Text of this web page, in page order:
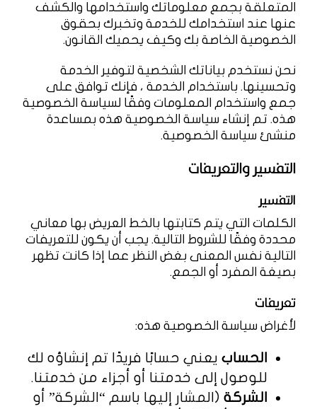
المتعلقة بجمع معلوماتك واستخدامها والكشف
عنها عند استخدامك للخدمة وتخبرك بحقوق
الخصوصية الخاصة بك وكيف يحميك القانون.
نحن نستخدم بياناتك الشخصية لتوفير الخدمة
وتحسينها. باستخدام الخدمة ، فإنك توافق على
جمع واستخدام المعلومات وفقًا لسياسة الخصوصية
هذه. تم إنشاء سياسة الخصوصية هذه بمساعدة
منشئ سياسة الخصوصية.
التفسير والتعريفات
التفسير
الكلمات التي يتم كتابتها بالخط العريض بها معاني
محددة وفقًا للشروط التالية. يجب أن يكون للتعريفات
التالية نفس المعنى بغض النظر عما إذا كانت تظهر
بصيغة المفرد أو الجمع.
تعريفات
لأغراض سياسة الخصوصية هذه:
الحساب يعني حسابًا فريدًا تم إنشاؤه لك
للوصول إلى خدمتنا أو أجزاء من خدمتنا.
الشركة (المشار إليها باسم “الشركة” أو